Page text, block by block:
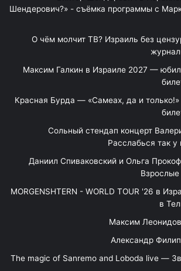
Шендерович?» - съёмка программы с
«О чём молчит ТВ? Израиль без
Максим Галкин в Израиле 2027 —
Красная Бурда — «Самеах, да и
"Сольный стендап концерт
Расслабься так
"Даниил Спиваковский и Ольга
MORGENSHTERN - WORLD TOUR '26 в
в
Максим
Александр
"The magic of Sanremo and Loboda live —